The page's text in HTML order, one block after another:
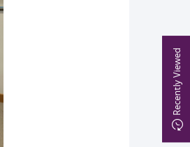
Recently Viewed